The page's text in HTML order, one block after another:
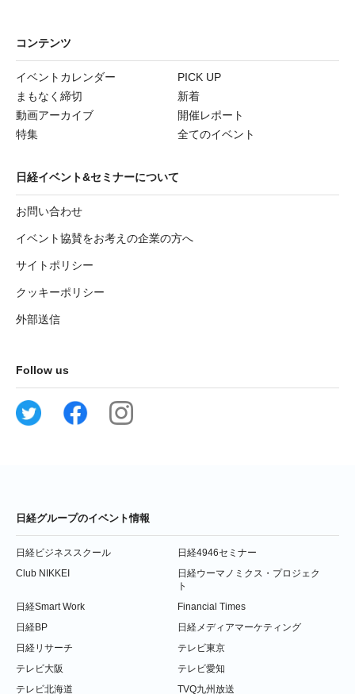
コンテンツ
イベントカレンダー
PICK UP
まもなく締切
新着
動画アーカイブ
開催レポート
特集
全てのイベント
日経イベント&セミナーについて
お問い合わせ
イベント協賛をお考えの企業の方へ
サイトポリシー
クッキーポリシー
外部送信
Follow us
日経グループのイベント情報
日経ビジネススクール
日経4946セミナー
Club NIKKEI
日経ウーマノミクス・プロジェク
ト
日経Smart Work
Financial Times
日経BP
日経メディアマーケティング
日経リサーチ
テレビ東京
テレビ大阪
テレビ愛知
テレビ北海道
TVQ九州放送